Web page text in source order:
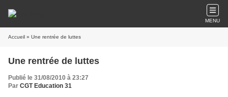
MENU
Accueil » Une rentrée de luttes
Une rentrée de luttes
Publié le 31/08/2010 à 23:27
Par CGT Education 31